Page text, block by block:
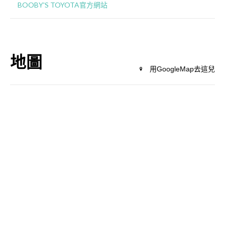
BOOBY'S TOYOTA官方網站
地圖 用GoogleMap去這兒